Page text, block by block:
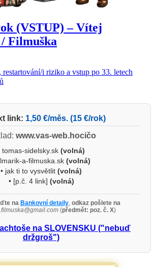
(VSTUP) – Vítej
Filmuška
restartování/i riziko a vstup po 33. letech
link: 1,50 €/měs. (15 €/rok)
www.vas-web.hocičo
tomas-sidelsky.sk (volná)
a-filmuska.sk (volná)
• jak ti to vysvětlit (volná)
• [p.č. 4 link] (volná)
na Bankovní detaily odkaz pošlete na
(předmět: poz. č. X)
na SLOVENSKU ("nebuď
držgroš")